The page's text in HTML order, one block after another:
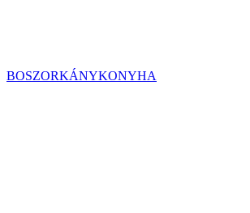
BOSZORKÁNYKONYHA